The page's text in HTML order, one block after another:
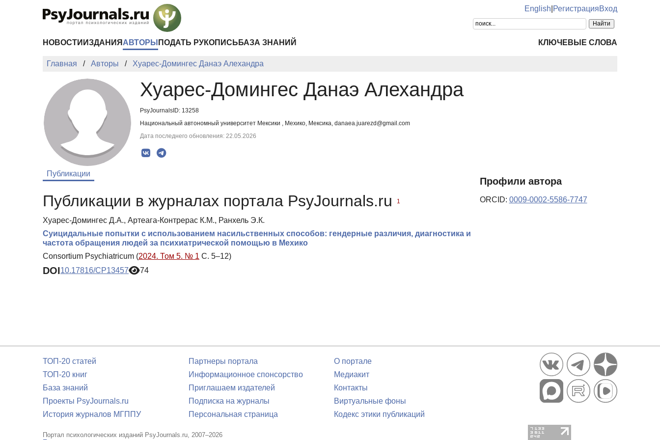
English РегистрацияВход
НОВОСТИ ИЗДАНИЯ АВТОРЫ ПОДАТЬ РУКОПИСЬ БАЗА ЗНАНИЙ КЛЮЧЕВЫЕ СЛОВА
Главная Авторы Хуарес-Домингес Данаэ Алехандра
Хуарес-Домингес Данаэ Алехандра
PsyJournalsID: 13258
Национальный автономный университет Мексики , Мехико, Мексика, danaea.juarezd@gmail.com
Дата последнего обновления: 22.05.2026
Публикации
Публикации в журналах портала PsyJournals.ru 1
Хуарес-Домингес Д.А., Артеага-Контрерас К.М., Ранхель Э.К.
Суицидальные попытки с использованием насильственных способов: гендерные различия, диагностика и
частота обращения людей за психиатрической помощью в Мехико
Consortium Psychiatricum (2024. Том 5. № 1 С. 5–12)
DOI10.17816/CP13457 74
Профили автора
ORCID: 0009-0002-5586-7747
ТОП-20 статей
ТОП-20 книг
База знаний
Проекты PsyJournals.ru
История журналов МГППУ
Партнеры портала
Информационное спонсорство
Приглашаем издателей
Подписка на журналы
Персональная страница
О портале
Медиакит
Контакты
Виртуальные фоны
Кодекс этики публикаций
Портал психологических изданий PsyJournals.ru, 2007–2026